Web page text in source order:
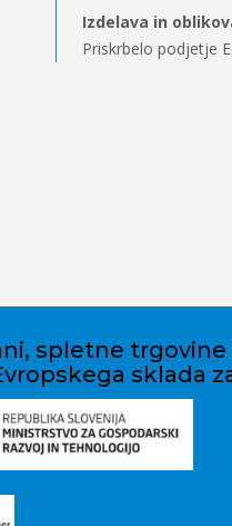
Izdelava in
Priskrbelo podjetje
spletne trgovine
sklada